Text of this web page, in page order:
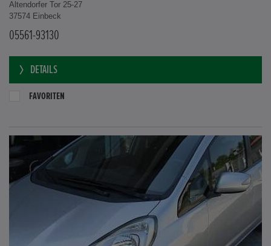
Altendorfer Tor 25-27
37574 Einbeck
05561-93130
DETAILS
FAVORITEN